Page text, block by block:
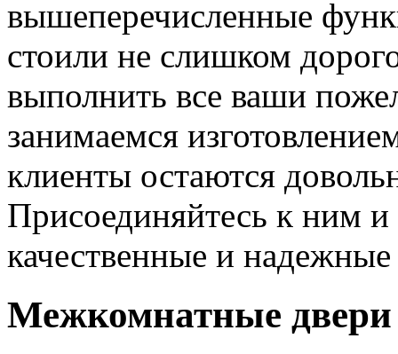
вышеперечисленные
стоили не слишком
выполнить все ваши
занимаемся
клиенты остаются
Присоединяйтесь к ним
качественные и
Межкомнатные двери